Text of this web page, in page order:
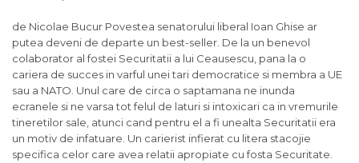
de Nicolae Bucur Povestea senatorului liberal Ioan Ghise ar
putea deveni de departe un best-seller. De la un benevol
colaborator al fostei Securitatii a lui Ceausescu, pana la o
cariera de succes in varful unei tari democratice si membra a UE
sau a NATO. Unul care de circa o saptamana ne inunda
ecranele si ne varsa tot felul de laturi si intoxicari ca in vremurile
tineretilor sale, atunci cand pentru el a fi unealta Securitatii era
un motiv de infatuare. Un carierist infierat cu litera stacojie
specifica celor care avea relatii apropiate cu fosta Securitate.